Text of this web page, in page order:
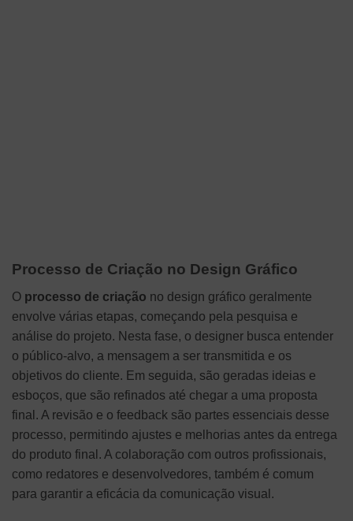
Processo de Criação no Design Gráfico
O processo de criação no design gráfico geralmente
envolve várias etapas, começando pela pesquisa e
análise do projeto. Nesta fase, o designer busca entender
o público-alvo, a mensagem a ser transmitida e os
objetivos do cliente. Em seguida, são geradas ideias e
esboços, que são refinados até chegar a uma proposta
final. A revisão e o feedback são partes essenciais desse
processo, permitindo ajustes e melhorias antes da entrega
do produto final. A colaboração com outros profissionais,
como redatores e desenvolvedores, também é comum
para garantir a eficácia da comunicação visual.